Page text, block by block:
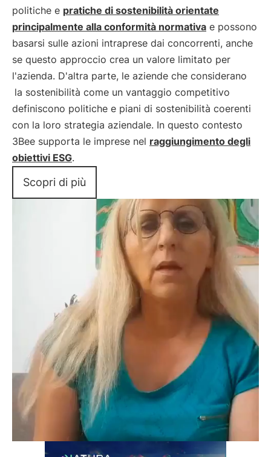
politiche e pratiche di sostenibilità orientate
principalmente alla conformità normativa e possono
basarsi sulle azioni intraprese dai concorrenti, anche
se questo approccio crea un valore limitato per
l'azienda. D'altra parte, le aziende che considerano
la sostenibilità come un vantaggio competitivo
definiscono politiche e piani di sostenibilità coerenti
con la loro strategia aziendale. In questo contesto
3Bee supporta le imprese nel raggiungimento degli
obiettivi ESG.
Scopri di più